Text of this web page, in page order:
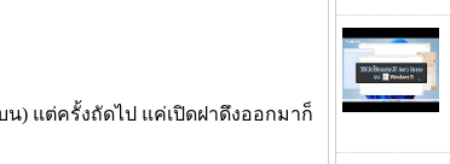
) แต่ครั้งถัดไป แค่เปิดฝาดึงออกมาก็